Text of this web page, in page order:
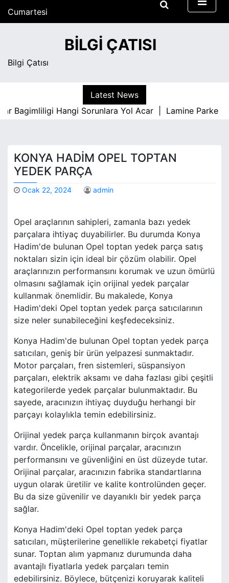
Cumartesi
Ağustos 8, 2026
BILGI ÇATISI
Bilgi Çatısı
Latest News
Bagimliligi Hangi Sorunlara Yol Acar | Lamine Parke İle
KONYA HADIM OPEL TOPTAN
YEDEK PARÇA
Ocak 22, 2024 admin
Opel araçlarının sahipleri, zamanla bazı yedek
parçalara ihtiyaç duyabilirler. Bu durumda Konya
Hadim'de bulunan Opel toptan yedek parça satış
noktaları sizin için ideal bir çözüm olabilir. Opel
araçlarınızın performansını korumak ve uzun ömürlü
olmasını sağlamak için orijinal yedek parçalar
kullanmak önemlidir. Bu makalede, Konya
Hadim'deki Opel toptan yedek parça satıcılarının
size neler sunabileceğini keşfedeceksiniz.
Konya Hadim'de bulunan Opel toptan yedek parça
satıcıları, geniş bir ürün yelpazesi sunmaktadır.
Motor parçaları, fren sistemleri, süspansiyon
parçaları, elektrik aksamı ve daha fazlası gibi çeşitli
kategorilerde yedek parçalar bulunmaktadır. Bu
sayede, aracınızın ihtiyaç duyduğu herhangi bir
parçayı kolaylıkla temin edebilirsiniz.
Orijinal yedek parça kullanmanın birçok avantajı
vardır. Öncelikle, orijinal parçalar, aracınızın
performansını ve güvenliğini en üst düzeyde tutar.
Orijinal parçalar, aracınızın fabrika standartlarına
uygun olarak üretilir ve kalite kontrolünden geçer.
Bu da size güvenilir ve dayanıklı bir yedek parça
sağlar.
Konya Hadim'deki Opel toptan yedek parça
satıcıları, müşterilerine genellikle rekabetçi fiyatlar
sunar. Toptan alım yapmanız durumunda daha
avantajlı fiyatlarla yedek parçaları temin
edebilirsiniz. Böylece, bütçenizi koruyarak kaliteli